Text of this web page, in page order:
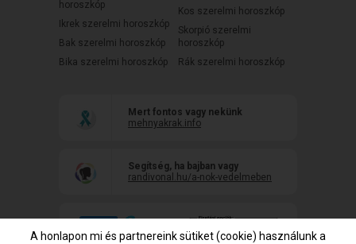
horoszkóp
Ikrek szerelmi horoszkóp
Bak szerelmi horoszkóp
Bika szerelmi horoszkóp
Kos szerelmi horoszkóp
Skorpió szerelmi
horoszkóp
Rák szerelmi horoszkóp
Mert fontos vagy nekünk
mehnyakrak.info
Segítség, ha bajban vagy
randivonal.hu/a-nok-vedelmeben
A honlapon mi és partnereink sütiket (cookie) használunk a